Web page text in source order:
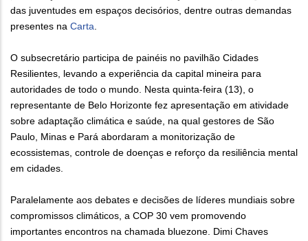
das juventudes em espaços decisórios, dentre outras demandas
presentes na Carta.
O subsecretário participa de painéis no pavilhão Cidades
Resilientes, levando a experiência da capital mineira para
autoridades de todo o mundo. Nesta quinta-feira (13), o
representante de Belo Horizonte fez apresentação em atividade
sobre adaptação climática e saúde, na qual gestores de São
Paulo, Minas e Pará abordaram a monitorização de
ecossistemas, controle de doenças e reforço da resiliência mental
em cidades.
Paralelamente aos debates e decisões de líderes mundiais sobre
compromissos climáticos, a COP 30 vem promovendo
importantes encontros na chamada bluezone. Dimi Chaves